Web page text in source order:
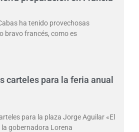
ha tenido provechosas
bravo francés, como es
carteles para la feria anual
para la plaza Jorge Aguilar «El
gobernadora Lorena